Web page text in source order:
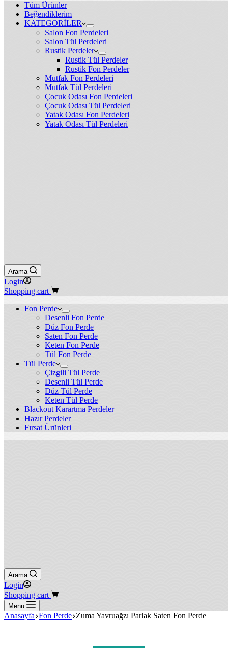
Tüm Ürünler
Beğendiklerim
KATEGORİLER
Salon Fon Perdeleri
Salon Tül Perdeleri
Rustik Perdeler
Rustik Tül Perdeler
Rustik Fon Perdeler
Mutfak Fon Perdeleri
Mutfak Tül Perdeleri
Çocuk Odası Fon Perdeleri
Çocuk Odası Tül Perdeleri
Yatak Odası Fon Perdeleri
Yatak Odası Tül Perdeleri
Arama
Login
Shopping cart
Fon Perde
Desenli Fon Perde
Düz Fon Perde
Saten Fon Perde
Keten Fon Perde
Tül Fon Perde
Tül Perde
Çizgili Tül Perde
Desenli Tül Perde
Düz Tül Perde
Keten Tül Perde
Blackout Karartma Perdeler
Hazır Perdeler
Fırsat Ürünleri
Arama
Login
Shopping cart
Menu
Anasayfa Fon Perde Zuma Yavruağzı Parlak Saten Fon Perde